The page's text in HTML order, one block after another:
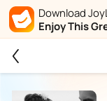
Download
Enjoy This